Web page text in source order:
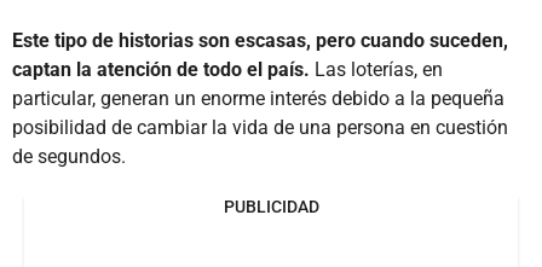
Este tipo de historias son escasas, pero cuando suceden,
captan la atención de todo el país. Las loterías, en
particular, generan un enorme interés debido a la pequeña
posibilidad de cambiar la vida de una persona en cuestión
de segundos.
PUBLICIDAD